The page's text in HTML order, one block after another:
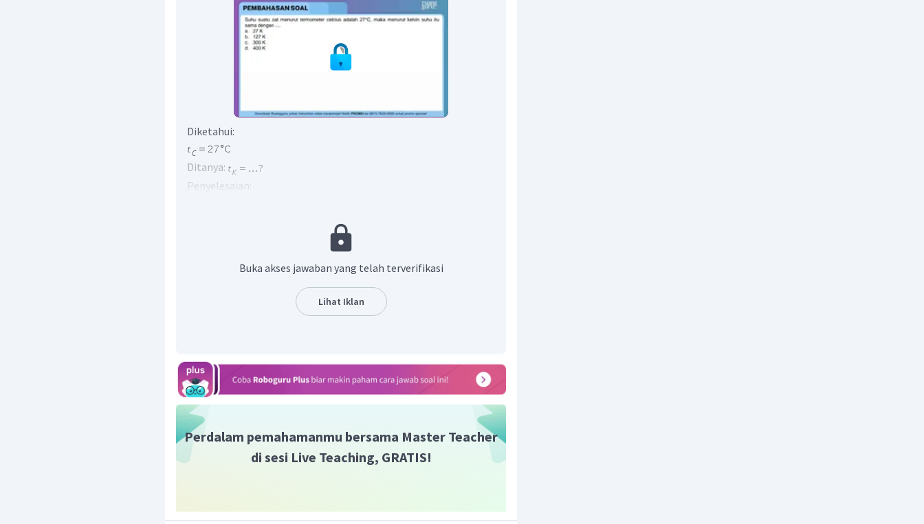
Diketahui:
Ditanya:
Penyelesaian:
Oleh karena itu, jawaban yang benar adalah C.
Buka akses jawaban yang telah terverifikasi
Lihat Iklan
Perdalam pemahamanmu bersama Master Teacher
di sesi Live Teaching, GRATIS!